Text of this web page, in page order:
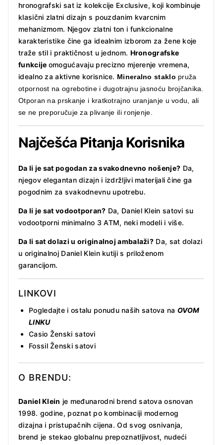
hronografski sat iz kolekcije Exclusive, koji kombinuje
klasični zlatni dizajn s pouzdanim kvarcnim
mehanizmom. Njegov zlatni ton i funkcionalne
karakteristike čine ga idealnim izborom za žene koje
traže stil i praktičnost u jednom. Hronografske
funkcije omogućavaju precizno mjerenje vremena,
idealno za aktivne korisnice. Mineralno staklo pruža
otpornost na ogrebotine i dugotrajnu jasnoću brojčanika.
Otporan na prskanje i kratkotrajno uranjanje u vodu, ali
se ne preporučuje za plivanje ili ronjenje.
Najčešća Pitanja Korisnika
Da li je sat pogodan za svakodnevno nošenje? Da,
njegov elegantan dizajn i izdržljivi materijali čine ga
pogodnim za svakodnevnu upotrebu.
Da li je sat vodootporan? Da, Daniel Klein satovi su
vodootporni minimalno 3 ATM, neki modeli i više.
Da li sat dolazi u originalnoj ambalaži? Da, sat dolazi
u originalnoj Daniel Klein kutiji s priloženom
garancijom.
LINKOVI
Pogledajte i ostalu ponudu naših satova na OVOM
LINKU
Casio Ženski satovi
Fossil Ženski satovi
O BRENDU:
Daniel Klein je međunarodni brend satova osnovan
1998. godine, poznat po kombinaciji modernog
dizajna i pristupačnih cijena. Od svog osnivanja,
brend je stekao globalnu prepoznatljivost, nudeći